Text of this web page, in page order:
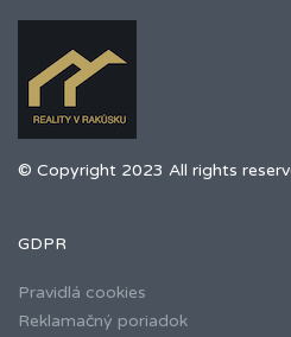
© Copyright 2023 All rights
GDPR
Pravidlá cookies
Reklamačný poriadok